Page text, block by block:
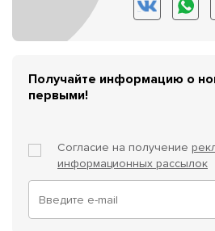
Получайте информацию о
первыми!
Согласие на получение
информационных рассылок